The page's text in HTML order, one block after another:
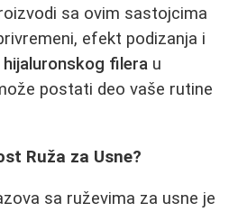
sa ovim sastojcima
efekt podizanja i
hijaluronskog filera u
postati deo vaše rutine
Ruža za Usne?
sa ruževima za usne je